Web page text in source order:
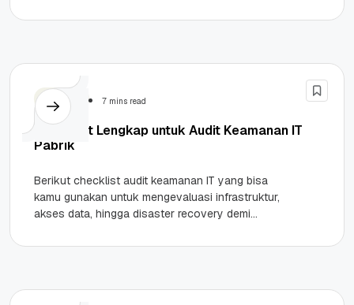
Security 7 mins read
Checklist Lengkap untuk Audit Keamanan IT
Pabrik
Berikut checklist audit keamanan IT yang bisa
kamu gunakan untuk mengevaluasi infrastruktur,
akses data, hingga disaster recovery demi
pentingnya audit...